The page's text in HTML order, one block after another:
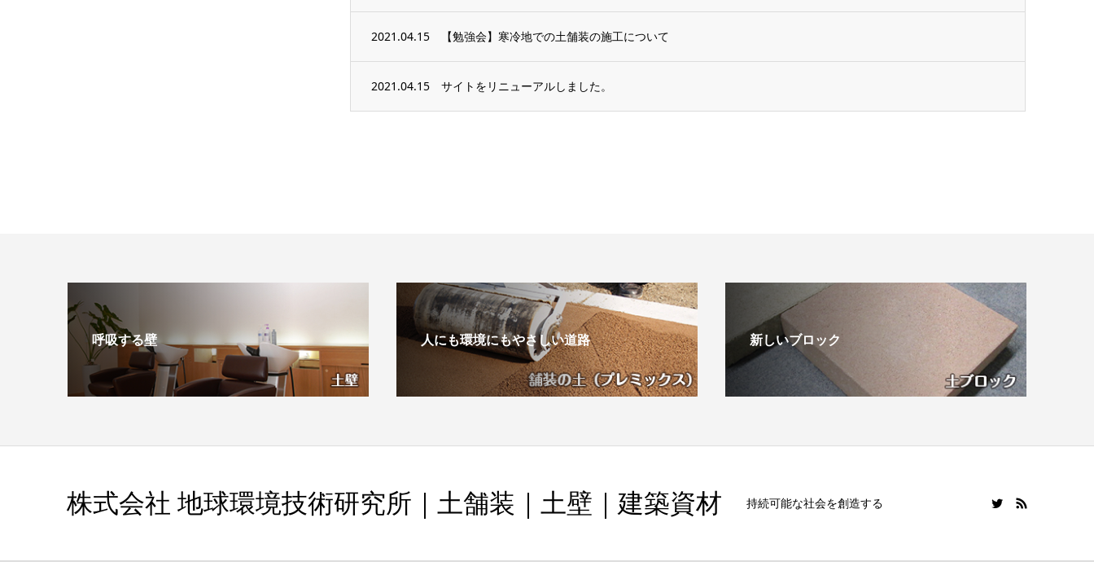
2021.04.15 【勉強会】寒冷地での土舗装の施工について
2021.04.15 サイトをリニューアルしました。
呼吸する壁 人にも環境にもやさしい道路 新しいブロック
株式会社 地球環境技術研究所｜土舗装｜土壁｜建築資材 持続可能な社会を創造する